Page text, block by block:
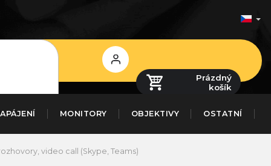
Přihlášení
Prázdný
košík
MONITORY OBJEKTIVY OSTATNÍ
video call (Skype, Teams)